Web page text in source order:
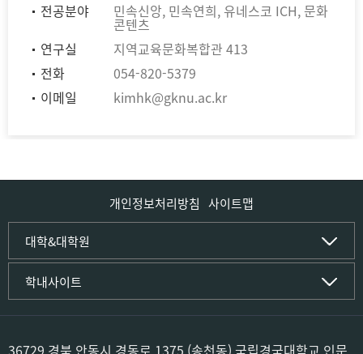
전공분야 민속신앙, 민속연희, 유네스코 ICH, 문화
콘텐츠
연구실
지역교육문화복합관 413
전화
054-820-5379
이메일
kimhk@gknu.ac.kr
개인정보처리방침 사이트맵
대학&대학원
인문사회·IT대학
인문·문화학부
국어국문학전공
중국어문·문화학전공
한자문화콘텐츠학전공
학내사이트
국립경국대학교
(재)국립경국대학교발전기금
공용S/W관리시스템
36729 경북 안동시 경동로 1375 (송천동) 국립경국대학교 인문